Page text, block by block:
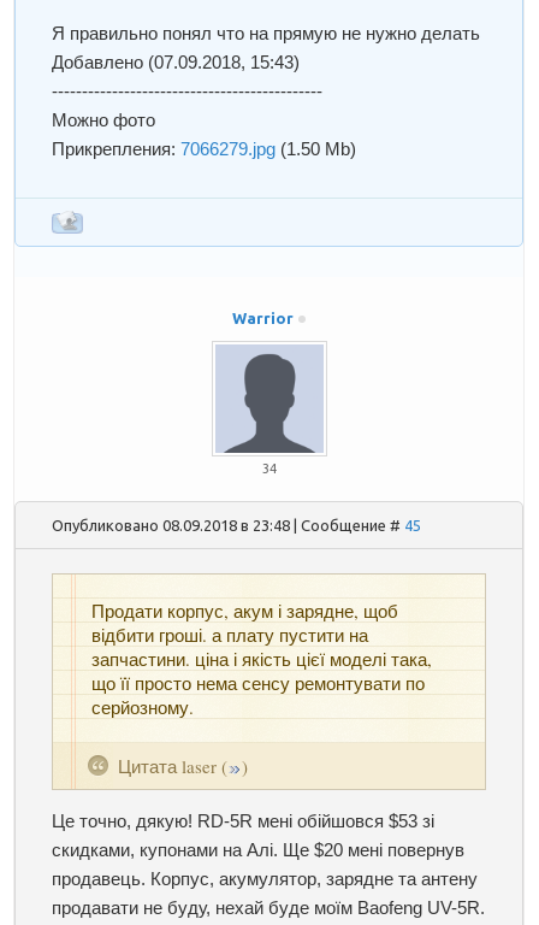
Я правильно понял что на прямую не нужно делать
Добавлено (07.09.2018, 15:43)
---------------------------------------------
Можно фото
Прикрепления:7066279.jpg (1.50 Mb)
Warrior
34
Опубликовано 08.09.2018 в 23:48 | Сообщение # 45
Цитата laser ( )
Продати корпус, акум і зарядне, щоб
відбити гроші. а плату пустити на
запчастини. ціна і якість цієї моделі така,
що її просто нема сенсу ремонтувати по
серйозному.
Це точно, дякую! RD-5R мені обійшовся $53 зі
скидками, купонами на Алі. Ще $20 мені повернув
продавець. Корпус, акумулятор, зарядне та антену
продавати не буду, нехай буде моїм Baofeng UV-5R.